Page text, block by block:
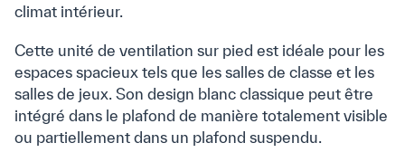
climat intérieur.
Cette unité de ventilation sur pied est idéale pour les
espaces spacieux tels que les salles de classe et les
salles de jeux. Son design blanc classique peut être
intégré dans le plafond de manière totalement visible
ou partiellement dans un plafond suspendu.